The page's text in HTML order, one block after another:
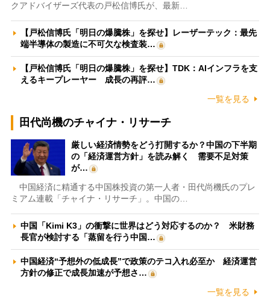
クアドバイザーズ代表の戸松信博氏が、最新…
【戸松信博氏「明日の爆騰株」を探せ】レーザーテック：最先
端半導体の製造に不可欠な検査装…
【戸松信博氏「明日の爆騰株」を探せ】TDK：AIインフラを支
えるキープレーヤー 成長の再評…
一覧を見る
田代尚機のチャイナ・リサーチ
厳しい経済情勢をどう打開するか？中国の下半期
の「経済運営方針」を読み解く 需要不足対策
が…
中国経済に精通する中国株投資の第一人者・田代尚機氏のプレ
ミアム連載「チャイナ・リサーチ」。中国の…
中国「Kimi K3」の衝撃に世界はどう対応するのか？ 米財務
長官が検討する「蒸留を行う中国…
中国経済“予想外の低成長”で政策のテコ入れ必至か 経済運営
方針の修正で成長加速が予想さ…
一覧を見る